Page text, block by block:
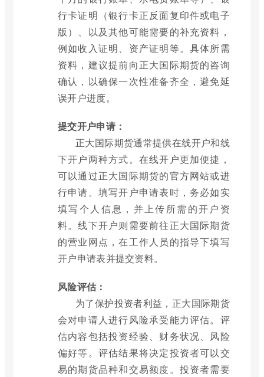
行卡证明（银行卡正反面复印件或电子
版）、以及其他可能需要的补充资料，
例如收入证明、资产证明等。具体所需
资料，建议提前向正大国际期货的咨询
确认，以确保一次性准备齐全，避免延
误开户进度。
提交开户申请：
正大国际期货通常提供在线开户和线
下开户两种方式。在线开户更加便捷，
可以通过正大国际期货的官方网站或进
行申请。填写开户申请表时，务必如实
填写个人信息，并上传所需的开户资
料。线下开户则需要前往正大国际期货
的营业网点，在工作人员的指导下填写
开户申请表并提交资料。
风险评估：
为了保护投资者利益，正大国际期货
会对申请人进行风险承受能力评估。评
估内容包括投资经验、财务状况、风险
偏好等。评估结果将决定投资者可以交
易的期货品种和交易额度。投资者需要